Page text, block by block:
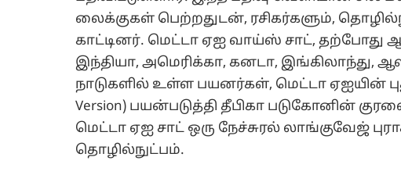
லைக்குகள் பெற்றதுடன், ரசிகர்களும்,
காட்டினர். மெட்டா ஏஐ வாய்ஸ் சாட், தற்போது
இந்தியா, அமெரிக்கா, கனடா, இங்கிலாந்து,
நாடுகளில் உள்ள பயனர்கள், மெட்டா ஏஐயின்
Version) பயன்படுத்தி தீபிகா படுகோனின்
மெட்டா ஏஐ சாட் ஒரு நேச்சுரல் லாங்குவேஜ்
தொழில்நுட்பம்.